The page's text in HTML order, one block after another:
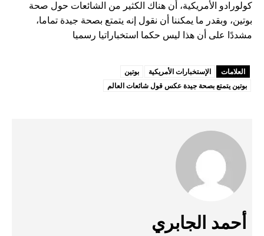
كولورادو الأمريكية، أن هناك الكثير من الشائعات حول صحة
بوتين، وبقدر ما يمكننا أن نقول إنه يتمتع بصحة جيدة تماما،
مشددًا على أن هذا ليس حكما استخباراتيا رسميا
العلامات الإستخبارات الأمريكية
بوتين
بوتين يتمتع بصحة جيدة عكس قول شائعات العالم
أحمد الجابري